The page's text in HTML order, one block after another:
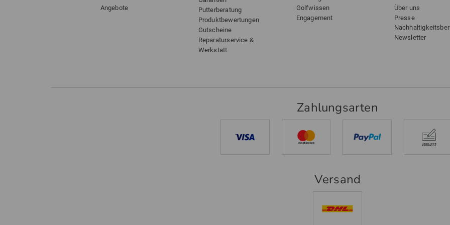
Angebote
Putterberatung
Produktbewertungen
Gutscheine
Reparaturservice &
Werkstatt
Golfwissen
Engagement
Über uns
Presse
Newsletter
Zahlungsarten
Versand